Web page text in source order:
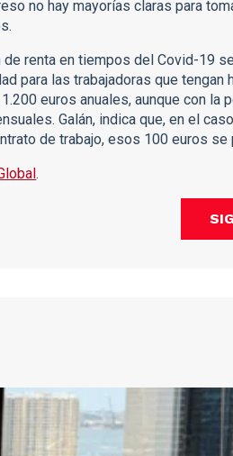
no hay mayorías claras para
renta en tiempos del Covid-19
para las trabajadoras que tengan
euros anuales, aunque con la
Galán, indica que, en el
de trabajo, esos 100 euros se
.